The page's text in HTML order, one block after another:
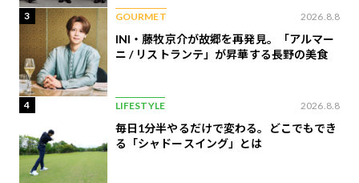
3 GOURMET 2026.8.8
INI・藤牧京介が故郷を再発見。「アルマー
ニ / リストランテ」が昇華する長野の美食
4 LIFESTYLE 2026.8.8
毎日1分半やるだけで変わる。どこでもでき
る「シャドースイング」とは